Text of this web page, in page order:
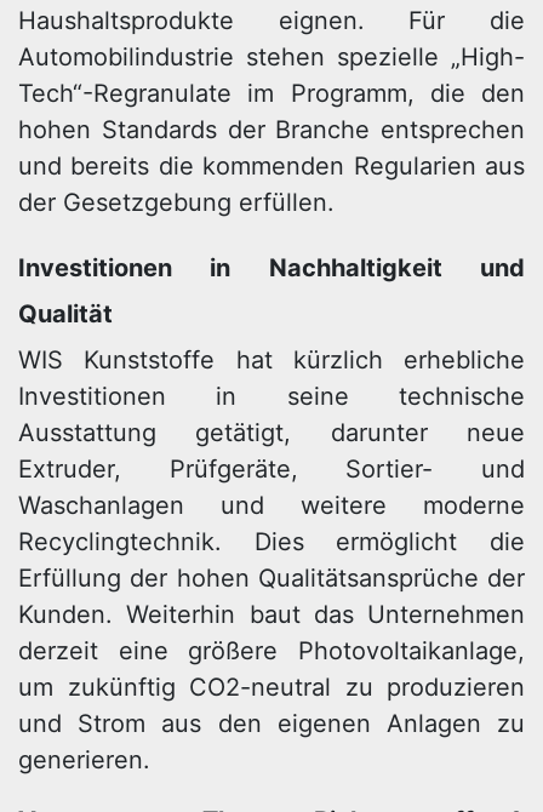
Haushaltsprodukte eignen. Für die
Automobilindustrie stehen spezielle „High-
Tech“-Regranulate im Programm, die den
hohen Standards der Branche entsprechen
und bereits die kommenden Regularien aus
der Gesetzgebung erfüllen.
Investitionen in Nachhaltigkeit und
Qualität
WIS Kunststoffe hat kürzlich erhebliche
Investitionen in seine technische
Ausstattung getätigt, darunter neue
Extruder, Prüfgeräte, Sortier- und
Waschanlagen und weitere moderne
Recyclingtechnik. Dies ermöglicht die
Erfüllung der hohen Qualitätsansprüche der
Kunden. Weiterhin baut das Unternehmen
derzeit eine größere Photovoltaikanlage,
um zukünftig CO2-neutral zu produzieren
und Strom aus den eigenen Anlagen zu
generieren.